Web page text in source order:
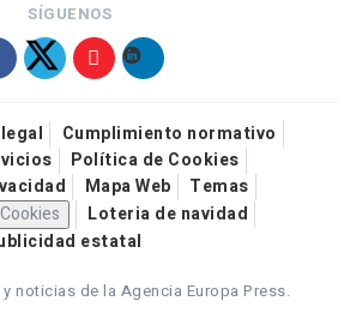
SÍGUENOS
Cumplimiento normativo
Política de Cookies
Mapa Web
Temas
Loteria de navidad
estatal
noticias de la Agencia Europa Press.